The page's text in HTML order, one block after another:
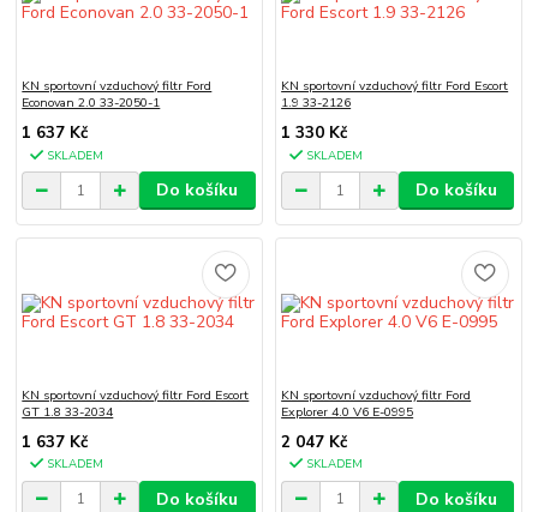
KN sportovní vzduchový filtr Ford
Econovan 2.0 33-2050-1
1 637 Kč
SKLADEM
Do košíku
KN sportovní vzduchový filtr Ford Escort
1.9 33-2126
1 330 Kč
SKLADEM
Do košíku
KN sportovní vzduchový filtr Ford Escort
GT 1.8 33-2034
1 637 Kč
SKLADEM
Do košíku
KN sportovní vzduchový filtr Ford
Explorer 4.0 V6 E-0995
2 047 Kč
SKLADEM
Do košíku